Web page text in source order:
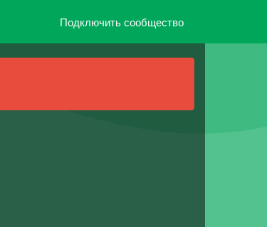
Подключить сообщество